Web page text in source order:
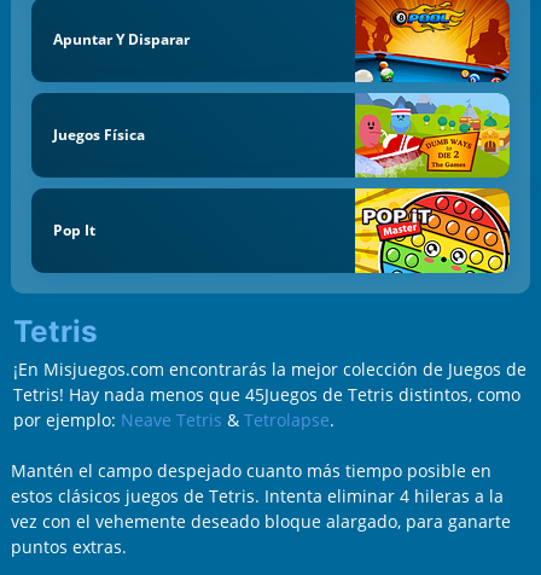
Apuntar Y Disparar
Juegos Física
Pop It
Tetris
¡En Misjuegos.com encontrarás la mejor colección de Juegos de
Tetris! Hay nada menos que 45Juegos de Tetris distintos, como
por ejemplo: Neave Tetris & Tetrolapse.
Mantén el campo despejado cuanto más tiempo posible en
estos clásicos juegos de Tetris. Intenta eliminar 4 hileras a la
vez con el vehemente deseado bloque alargado, para ganarte
puntos extras.